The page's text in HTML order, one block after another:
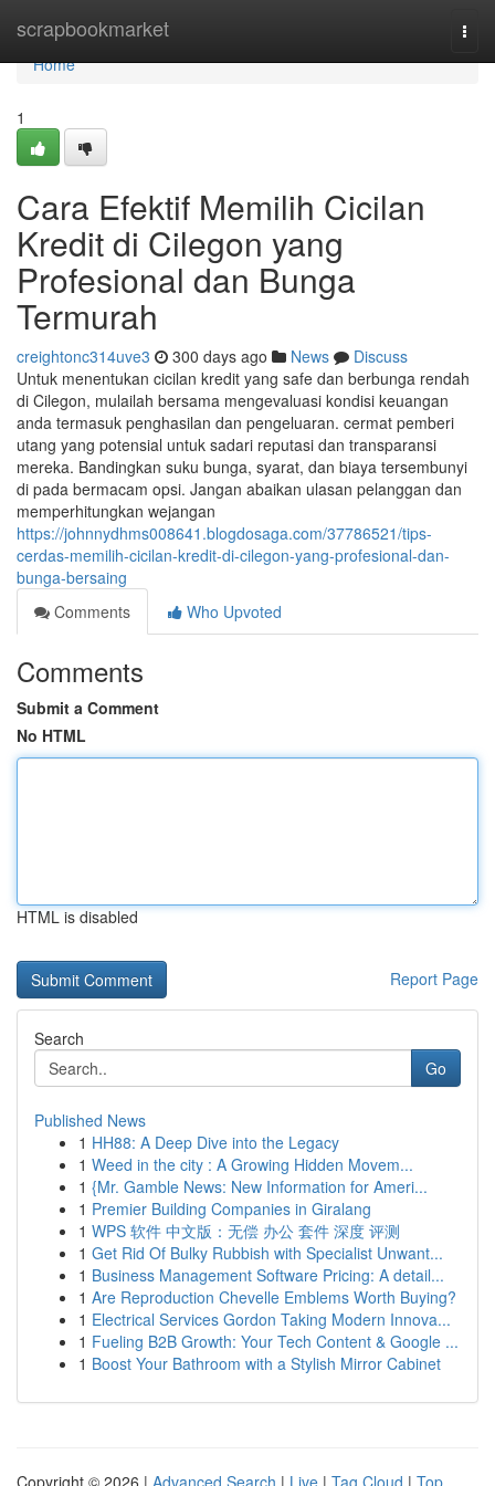
scrapbookmarket
Home
Home
1
Cara Efektif Memilih Cicilan
Kredit di Cilegon yang
Profesional dan Bunga
Termurah
creightonc314uve3 300 days ago News
Discuss
Untuk menentukan cicilan kredit yang safe dan berbunga rendah
di Cilegon, mulailah bersama mengevaluasi kondisi keuangan
anda termasuk penghasilan dan pengeluaran. cermat pemberi
utang yang potensial untuk sadari reputasi dan transparansi
mereka. Bandingkan suku bunga, syarat, dan biaya tersembunyi
di pada bermacam opsi. Jangan abaikan ulasan pelanggan dan
memperhitungkan wejangan
https://johnnydhms008641.blogdosaga.com/37786521/tips-
cerdas-memilih-cicilan-kredit-di-cilegon-yang-profesional-dan-
bunga-bersaing
Comments
Who Upvoted
Comments
Submit a Comment
No HTML
HTML is disabled
Report Page
Search
Go
Published News
1 HH88: A Deep Dive into the Legacy
1 Weed in the city : A Growing Hidden Movem...
1 {Mr. Gamble News: New Information for Ameri...
1 Premier Building Companies in Giralang
1 WPS 软件 中文版：无偿 办公 套件 深度 评测
1 Get Rid Of Bulky Rubbish with Specialist Unwant...
1 Business Management Software Pricing: A detail...
1 Are Reproduction Chevelle Emblems Worth Buying?
1 Electrical Services Gordon Taking Modern Innova...
1 Fueling B2B Growth: Your Tech Content & Google ...
1 Boost Your Bathroom with a Stylish Mirror Cabinet
Copyright © 2026 | Advanced Search | Live | Tag Cloud | Top